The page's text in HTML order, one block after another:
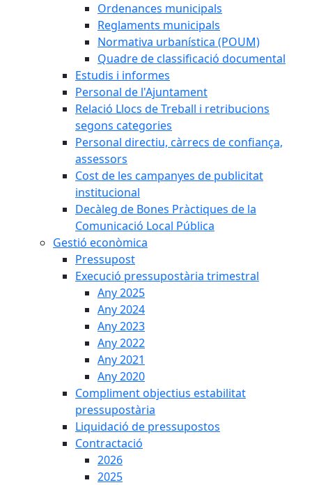
Ordenances municipals
Reglaments municipals
Normativa urbanística (POUM)
Quadre de classificació documental
Estudis i informes
Personal de l'Ajuntament
Relació Llocs de Treball i retribucions
segons categories
Personal directiu, càrrecs de confiança,
assessors
Cost de les campanyes de publicitat
institucional
Decàleg de Bones Pràctiques de la
Comunicació Local Pública
Gestió econòmica
Pressupost
Execució pressupostària trimestral
Any 2025
Any 2024
Any 2023
Any 2022
Any 2021
Any 2020
Compliment objectius estabilitat
pressupostària
Liquidació de pressupostos
Contractació
2026
2025